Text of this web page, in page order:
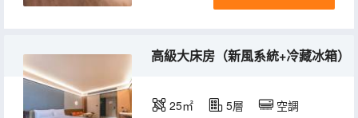
高級大床房（新風系統+冷藏冰箱）
25㎡ 5層 空調